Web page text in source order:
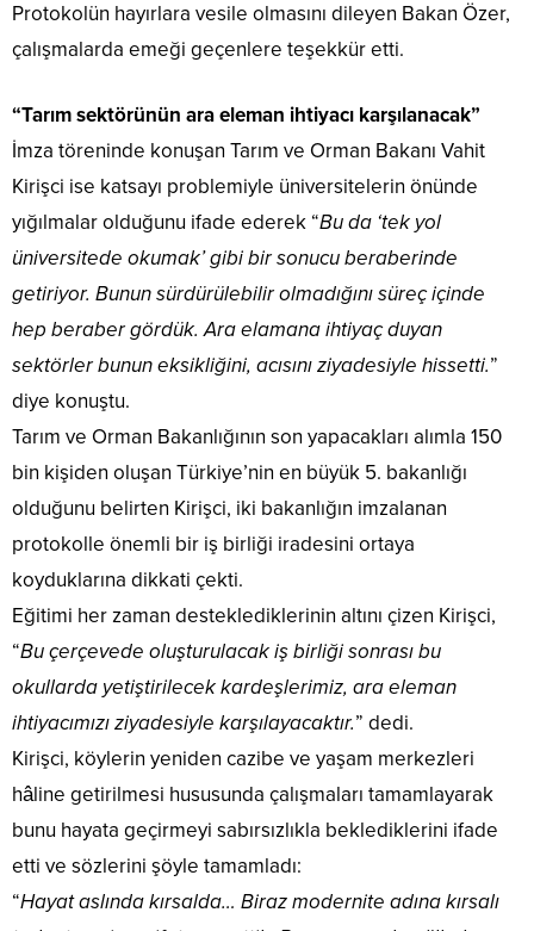
Protokolün hayırlara vesile olmasını dileyen Bakan Özer,
çalışmalarda emeği geçenlere teşekkür etti.
“Tarım sektörünün ara eleman ihtiyacı karşılanacak”
İmza töreninde konuşan Tarım ve Orman Bakanı Vahit
Kirişci ise katsayı problemiyle üniversitelerin önünde
yığılmalar olduğunu ifade ederek “Bu da ‘tek yol
üniversitede okumak’ gibi bir sonucu beraberinde
getiriyor. Bunun sürdürülebilir olmadığını süreç içinde
hep beraber gördük. Ara elamana ihtiyaç duyan
sektörler bunun eksikliğini, acısını ziyadesiyle hissetti.”
diye konuştu.
Tarım ve Orman Bakanlığının son yapacakları alımla 150
bin kişiden oluşan Türkiye’nin en büyük 5. bakanlığı
olduğunu belirten Kirişci, iki bakanlığın imzalanan
protokolle önemli bir iş birliği iradesini ortaya
koyduklarına dikkati çekti.
Eğitimi her zaman desteklediklerinin altını çizen Kirişci,
“Bu çerçevede oluşturulacak iş birliği sonrası bu
okullarda yetiştirilecek kardeşlerimiz, ara eleman
ihtiyacımızı ziyadesiyle karşılayacaktır.” dedi.
Kirişci, köylerin yeniden cazibe ve yaşam merkezleri
hâline getirilmesi hususunda çalışmaları tamamlayarak
bunu hayata geçirmeyi sabırsızlıkla beklediklerini ifade
etti ve sözlerini şöyle tamamladı:
“Hayat aslında kırsalda… Biraz modernite adına kırsalı